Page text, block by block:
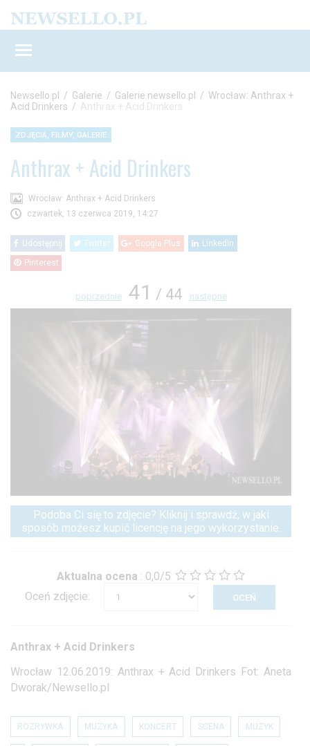
Newsello.pl / Galerie / Galerie newsello.pl / Wrocław: Anthrax +
Acid Drinkers / Anthrax + Acid Drinkers
ZDJĘCIA, FILMY, GALERIE
Anthrax + Acid Drinkers
Wrocław: Anthrax + Acid Drinkers
czwartek, 13 czerwca 2019, 14:27
Udostępnij Twitter Google Plus LinkedIn
Pinterest
poprzednie 41 / 44 następne
Podoba Ci się to zdjęcie? Kliknij i sprawdź, w jaki
sposób możesz kupić licencję na jego wykorzystanie.
Aktualna ocena : 0,0/5
Oceń zdjęcie:
Anthrax + Acid Drinkers
Wrocław 12.06.2019: Anthrax + Acid Drinkers Fot: Aneta
Dworak/Newsello.pl
ROZRYWKA MUZYKA KONCERT SCENA MUZYK